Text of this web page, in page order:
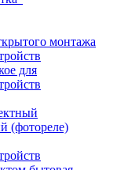
монтажа
для
(фотореле)